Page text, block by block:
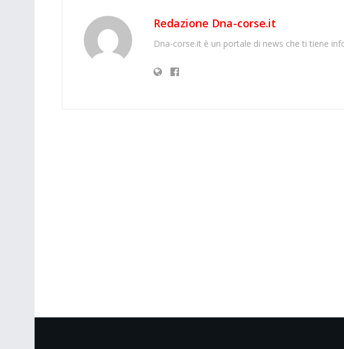
Redazione Dna-corse.it
Dna-corse.it è un portale di news che ti tiene